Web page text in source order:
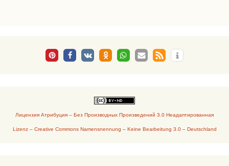
Лицензия Атрибуция – Без Производных Произведений 3.0 Неадаптированная
Lizenz – Creative Commons Namensnennung – Keine Bearbeitung 3.0 – Deutschland